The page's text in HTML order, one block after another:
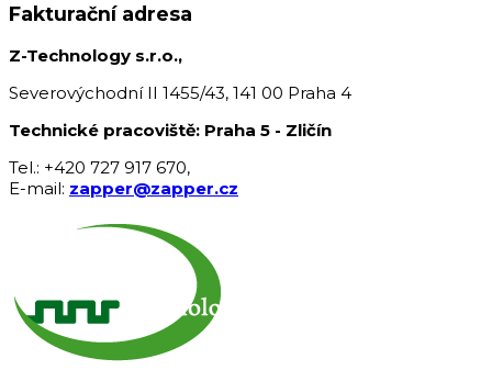
Fakturační adresa
Z-Technology s.r.o.,
Severovýchodní II 1455/43, 141 00 Praha 4
Technické pracoviště: Praha 5 - Zličín
Tel.: +420 727 917 670,
E-mail: zapper@zapper.cz